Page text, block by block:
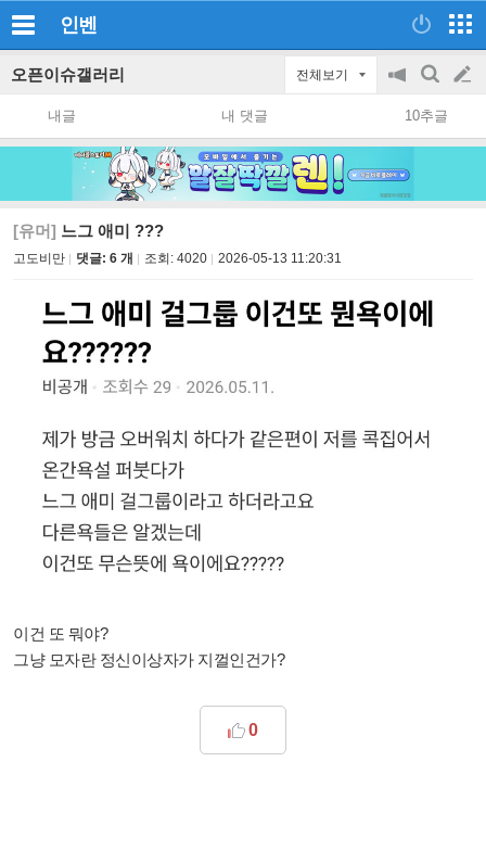
인벤
오픈이슈갤러리 전체보기
공
지
on/off
검
색
글
쓰
내글 내 댓글 10추글
[유머] 느그 애미 ???
고도비만 댓글: 6 개 조회: 4020 2026-05-13 11:20:31
이건 또 뭐야?
그냥 모자란 정신이상자가 지껄인건가?
0